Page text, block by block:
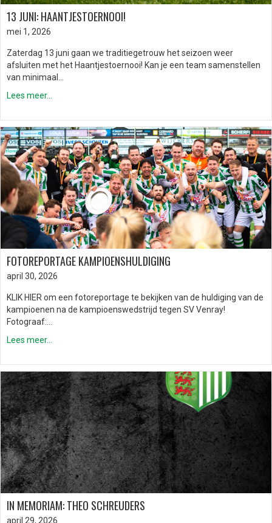
13 JUNI: HAANTJESTOERNOOI!
mei 1, 2026
Zaterdag 13 juni gaan we traditiegetrouw het seizoen weer
afsluiten met het Haantjestoernooi! Kan je een team samenstellen
van minimaal…
Lees meer...
FOTOREPORTAGE KAMPIOENSHULDIGING
april 30, 2026
KLIK HIER om een fotoreportage te bekijken van de huldiging van de
kampioenen na de kampioenswedstrijd tegen SV Venray!
Fotograaf:…
Lees meer...
IN MEMORIAM: THEO SCHREUDERS
april 29, 2026